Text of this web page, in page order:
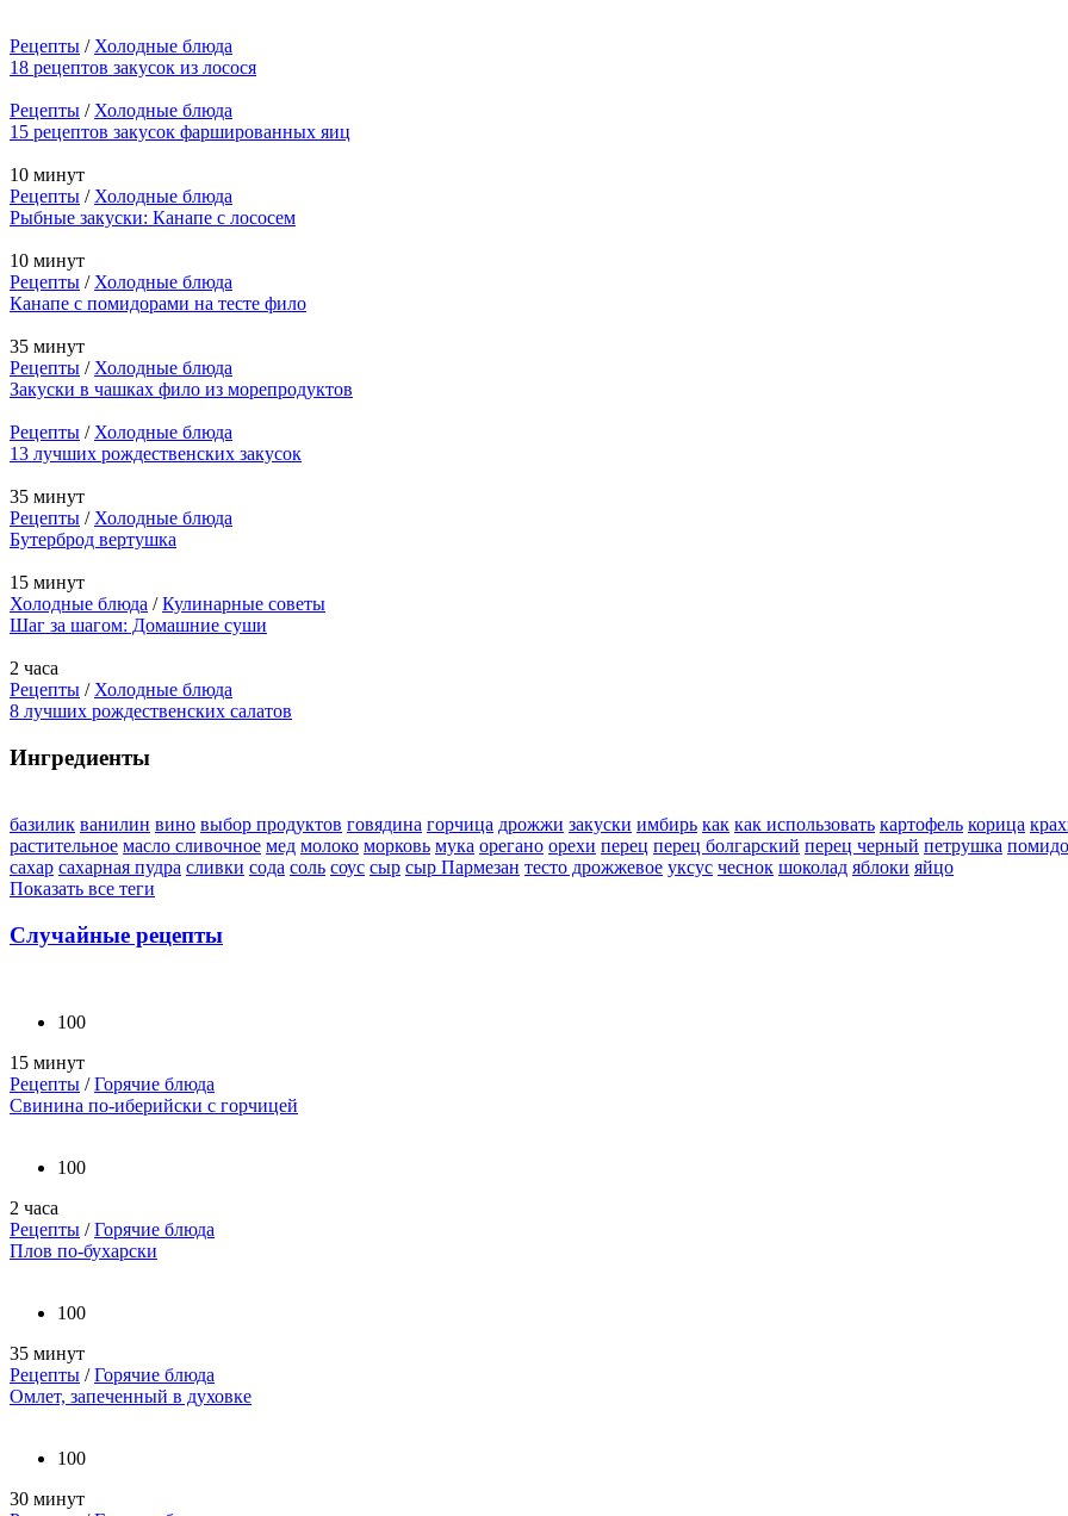
Рецепты / Холодные блюда
18 рецептов закусок из лосося
Рецепты / Холодные блюда
15 рецептов закусок фаршированных яиц
10 минут
Рецепты / Холодные блюда
Рыбные закуски: Канапе с лососем
10 минут
Рецепты / Холодные блюда
Канапе с помидорами на тесте фило
35 минут
Рецепты / Холодные блюда
Закуски в чашках фило из морепродуктов
Рецепты / Холодные блюда
13 лучших рождественских закусок
35 минут
Рецепты / Холодные блюда
Бутерброд вертушка
15 минут
Холодные блюда /Кулинарные советы
Шаг за шагом: Домашние суши
2 часа
Рецепты / Холодные блюда
8 лучших рождественских салатов
Ингредиенты
базилик ванилин вино выбор продуктов говядина горчица дрожжи закуски имбирь как как использовать картофель корица
растительное масло сливочное мед молоко морковь мука орегано орехи перец перец болгарский перец черный петрушка
сахар сахарная пудра сливки сода соль соус сыр сыр Пармезан тесто дрожжевое уксус чеснок шоколад яблоки яйцо
Показать все теги
Случайные рецепты
100
15 минут
Рецепты /Горячие блюда
Свинина по-иберийски с горчицей
100
2 часа
Рецепты /Горячие блюда
Плов по-бухарски
100
35 минут
Рецепты /Горячие блюда
Омлет, запеченный в духовке
100
30 минут